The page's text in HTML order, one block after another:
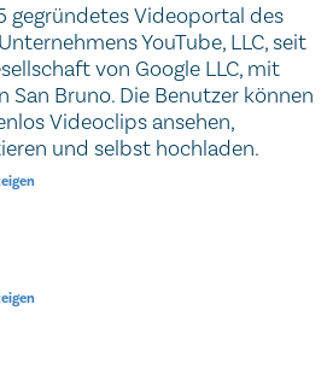
gegründetes Videoportal des
YouTube, LLC, seit
von Google LLC, mit
San Bruno. Die Benutzer können
Videoclips ansehen,
und selbst hochladen.